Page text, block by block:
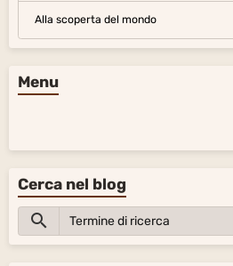
Alla scoperta del mondo
Menu
Cerca nel blog